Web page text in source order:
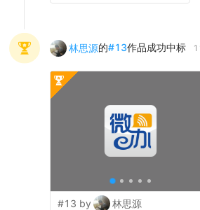
林思源的#13作品成功中标
#13 by 林思源